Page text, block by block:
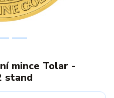
mince Tolar -
stand